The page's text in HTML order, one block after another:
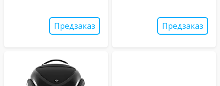
Предзаказ Предзаказ